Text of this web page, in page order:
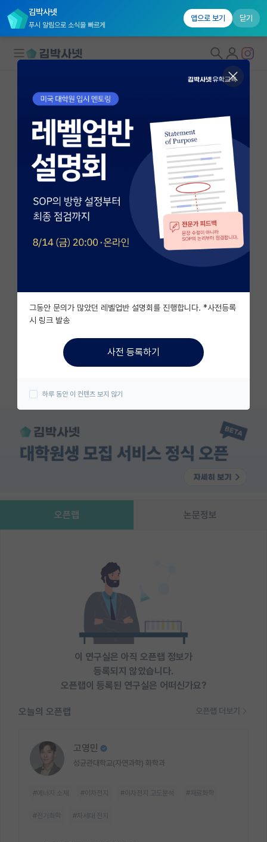
김박사넷
푸시 알림으로 소식을 빠르게
앱으로 보기 닫기
대학원생 모집
국내대학원 정보
연구실&오픈랩
연구실&오픈랩 홈
오픈랩 전체보기
PI 회원 신청
커뮤니티
유학교육
이벤트
반도체 아카데미
재팬라운지 🌸
오픈랩 논문정보
이 연구실은 아직 오픈랩 정보가
등록되지 않았습니다.
오픈랩이 등록된 연구실은 어떠신가요?
오늘의 오픈랩 오픈랩 더보기
고영민
성균관대학교(자연과학) 화학과
#에너지 소재 #이차전지 #이차전지 고도분석 #재료화학
#전기화학 #차세대 전지
그동안 문의가 많았던 레벨업반 설명회를 진행합니다. *사전등록
시 링크 발송
사전 등록하기
하루 동안 이 컨텐츠 보지 않기
다양한 서비스를 이용해보세요!
김관표
연세대학교 물리학과
kpkim@yonsei.ac.kr
https://sites.google.com/site/kwanpyokim/
즐겨찾기